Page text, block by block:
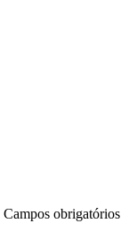
Campos obrigatórios